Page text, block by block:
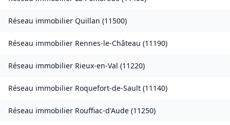
Réseau immobilier Quillan (11500)
Réseau immobilier Rennes-le-Château (11190)
Réseau immobilier Rieux-en-Val (11220)
Réseau immobilier Roquefort-de-Sault (11140)
Réseau immobilier Rouffiac-d'Aude (11250)